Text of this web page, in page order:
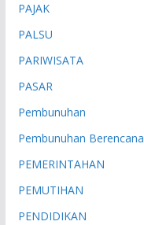
PAJAK
PALSU
PARIWISATA
PASAR
Pembunuhan
Pembunuhan Berencana
PEMERINTAHAN
PEMUTIHAN
PENDIDIKAN